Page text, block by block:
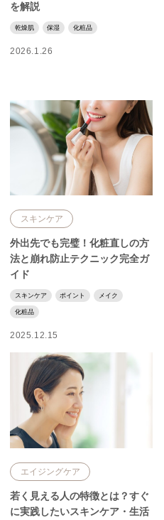
を解説
乾燥肌 保湿 化粧品
2026.1.26
スキンケア
外出先でも完璧！化粧直しの方
法と崩れ防止テクニック完全ガ
イド
スキンケア ポイント メイク
化粧品
2025.12.15
エイジングケア
若く見える人の特徴とは？すぐ
に実践したいスキンケア・生活